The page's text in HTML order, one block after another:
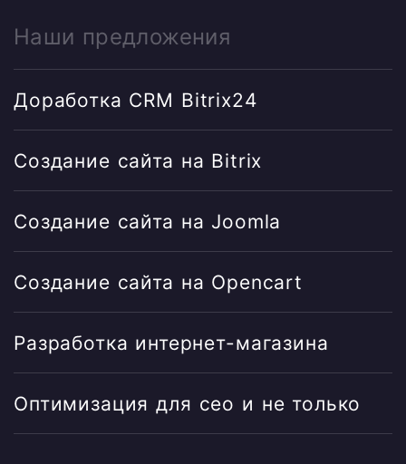
Наши предложения
Доработка CRM Bitrix24
Создание сайта на Bitrix
Создание сайта на Joomla
Создание сайта на Opencart
Разработка интернет-магазина
Оптимизация для сео и не только